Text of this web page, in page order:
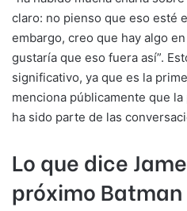
claro: no pienso que eso esté
embargo, creo que hay algo
gustaría que eso fuera así”.
significativo, ya que es la
menciona públicamente que
ha sido parte de las
Lo que dice
próximo Batman